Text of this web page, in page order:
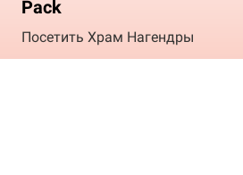
Pack
Посетить Храм Нагендры